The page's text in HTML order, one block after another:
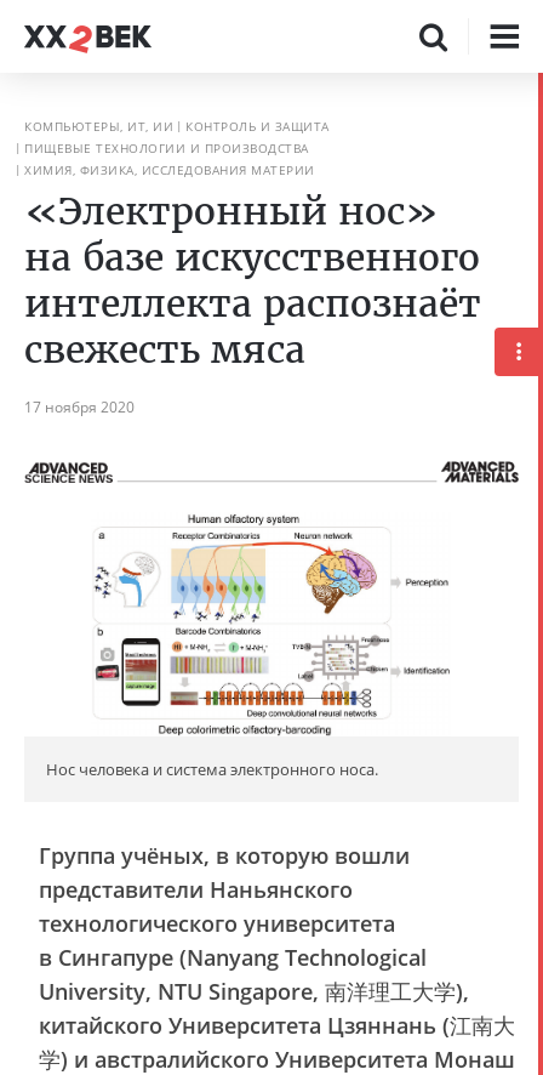
КОМПЬЮТЕРЫ, ИТ, ИИ
КОНТРОЛЬ И ЗАЩИТА
ПИЩЕВЫЕ ТЕХНОЛОГИИ И ПРОИЗВОДСТВА
ХИМИЯ, ФИЗИКА, ИССЛЕДОВАНИЯ МАТЕРИИ
«Электронный нос»
на базе искусственного
интеллекта распознаёт
свежесть мяса
17 ноября 2020
Нос человека и система электронного носа.
Группа учёных, в которую вошли
представители Наньянского
технологического университета
в Сингапуре (Nanyang Technological
University, NTU Singapore, 南洋理工大学),
китайского Университета Цзяннань (江南大
学) и австралийского Университета Монаш